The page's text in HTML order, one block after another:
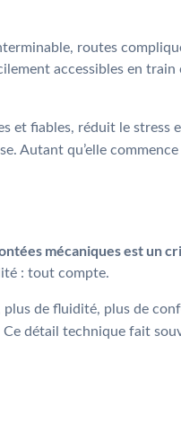
routes
accessibles en train
et fiables, réduit le stress
Autant qu’elle
mécaniques est un
: tout compte.
plus de fluidité, plus de
Ce détail technique fait